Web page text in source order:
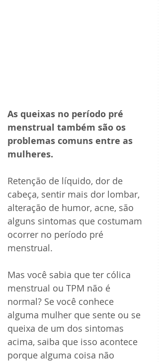
As queixas no período pré
menstrual também são os
problemas comuns entre as
mulheres.
Retenção de líquido, dor de
cabeça, sentir mais dor lombar,
alteração de humor, acne, são
alguns sintomas que costumam
ocorrer no período pré
menstrual.
Mas você sabia que ter cólica
menstrual ou TPM não é
normal? Se você conhece
alguma mulher que sente ou se
queixa de um dos sintomas
acima, saiba que isso acontece
porque alguma coisa não